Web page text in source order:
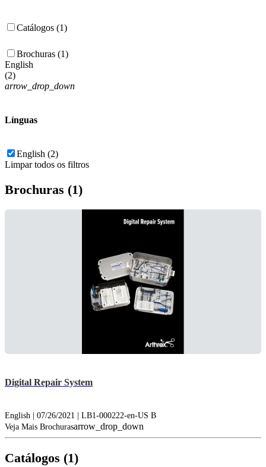
Catálogos (1)
Brochuras (1)
English
(2)
arrow_drop_down
Línguas
English (2)
Limpar todos os filtros
Brochuras (1)
Digital Repair System
English | 07/26/2021 | LB1-000222-en-US B
Veja Mais Brochurasarrow_drop_down
Catálogos (1)